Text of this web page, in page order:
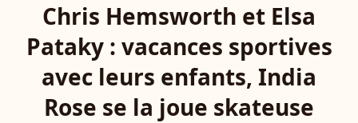
Chris Hemsworth et Elsa
Pataky : vacances sportives
avec leurs enfants, India
Rose se la joue skateuse